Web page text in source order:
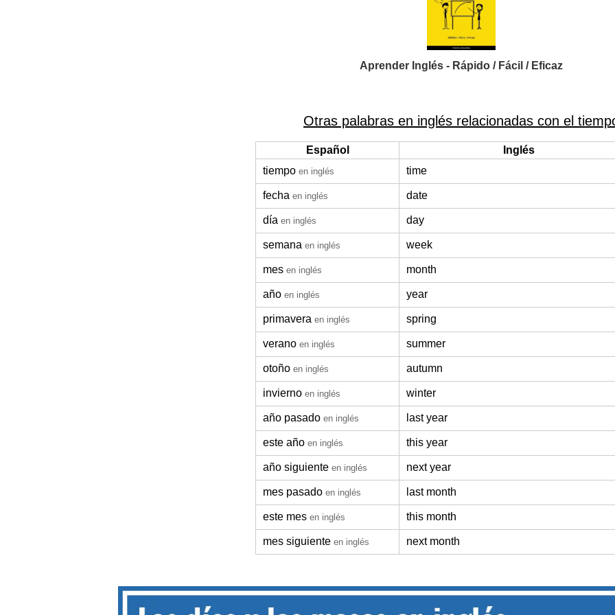
Aprender Inglés - Rápido / Fácil / Eficaz
Otras palabras en inglés relacionadas con el
Español
Inglés
tiempo en inglés time
fecha en inglés date
día en inglés day
semana en inglés week
mes en inglés month
año en inglés year
primavera en inglés spring
verano en inglés summer
otoño en inglés autumn
invierno en inglés winter
año pasado en inglés last year
este año en inglés this year
año siguiente en inglés next year
mes pasado en inglés last month
este mes en inglés this month
mes siguiente en inglés next month